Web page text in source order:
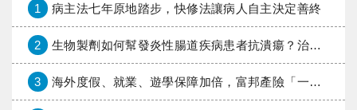
1 病主法七年原地踏步，快修法讓病人自主決定善終
2 生物製劑如何幫發炎性腸道疾病患者抗潰瘍？治療進展與健保給付困境一次看
3 海外度假、就業、遊學保障加倍，富邦產險「一期逐夢」專案加碼遠距醫療與緊急救援